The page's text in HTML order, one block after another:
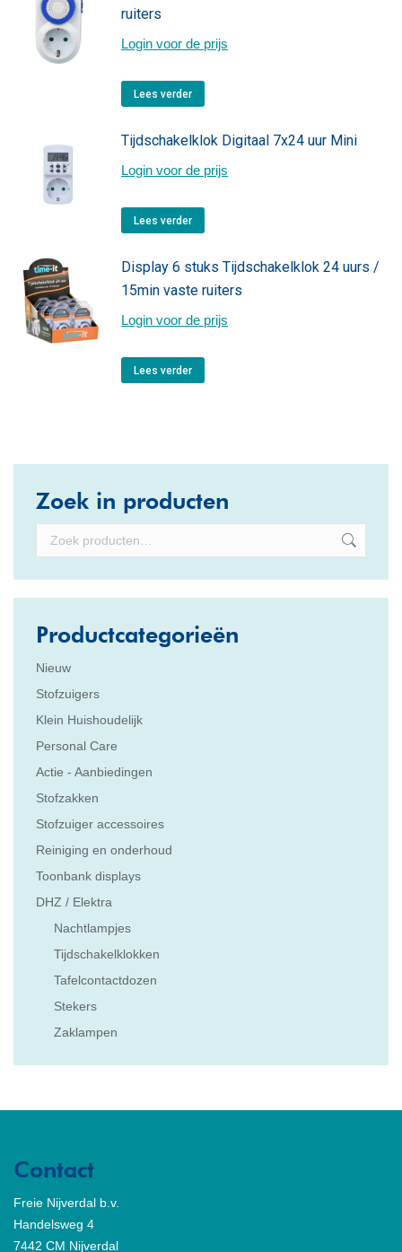
ruiters
Login voor de prijs
Lees verder
Tijdschakelklok Digitaal 7x24 uur Mini
Login voor de prijs
Lees verder
Display 6 stuks Tijdschakelklok 24 uurs /
15min vaste ruiters
Login voor de prijs
Lees verder
Zoek in producten
Productcategorieën
Nieuw
Stofzuigers
Klein Huishoudelijk
Personal Care
Actie - Aanbiedingen
Stofzakken
Stofzuiger accessoires
Reiniging en onderhoud
Toonbank displays
DHZ / Elektra
Nachtlampjes
Tijdschakelklokken
Tafelcontactdozen
Stekers
Zaklampen
Contact
Freie Nijverdal b.v.
Handelsweg 4
7442 CM Nijverdal